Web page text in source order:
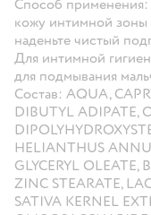
Способ применения:
кожу интимной зоны
наденьте чистый
Для интимной
для подмывания
Состав: AQUA,
DIBUTYL ADIPATE,
HELIANTHUS
GLYCERYL OLEATE,
ZINC STEARATE,
SATIVA KERNEL